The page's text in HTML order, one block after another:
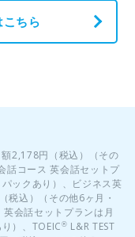
ちら
2,178円（税込）（その
話コース 英会話セットプ
ックあり）、ビジネス英
税込）（その他6ヶ月・
会話セットプランは月
）、TOEIC® L&R TEST